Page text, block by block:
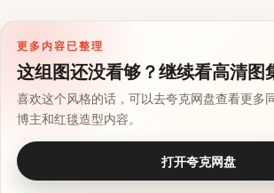
更多内容已整理
这组图还没看够？继续看高清图
喜欢这个风格的话，可以去夸克网盘查看更多
博主和红毯造型内容。
打开夸克网盘